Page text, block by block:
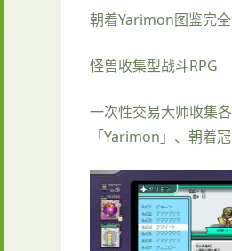
朝着Yarimon图鉴完
怪兽收集型战斗RPG
一次性交易大师收集
「Yarimon」、朝着冠